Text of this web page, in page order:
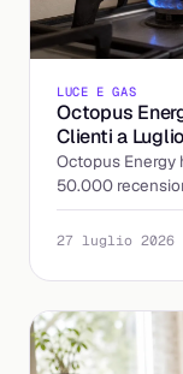
LUCE E GAS
Octopus
Clienti a
Octopus Energy
50.000
come leggere le
27 luglio 2026